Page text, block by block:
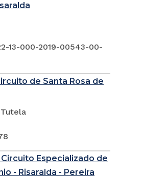
13-000-2019-00543-00-
de Santa Rosa de
Especializado de
- Risaralda - Pereira